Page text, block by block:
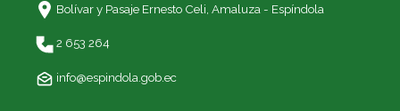
Bolívar y Pasaje Ernesto Celi, Amaluza - Espíndola
2 653 264
info@espindola.gob.ec